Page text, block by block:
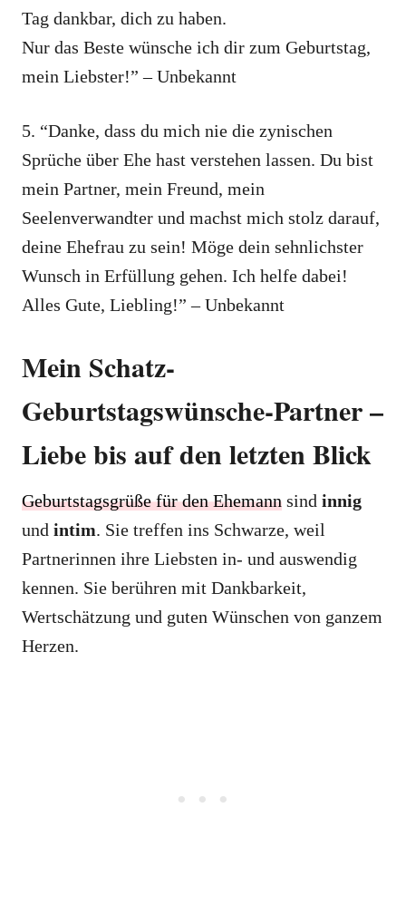
Tag dankbar, dich zu haben.
Nur das Beste wünsche ich dir zum Geburtstag,
mein Liebster!” – Unbekannt
5. “Danke, dass du mich nie die zynischen
Sprüche über Ehe hast verstehen lassen. Du bist
mein Partner, mein Freund, mein
Seelenverwandter und machst mich stolz darauf,
deine Ehefrau zu sein! Möge dein sehnlichster
Wunsch in Erfüllung gehen. Ich helfe dabei!
Alles Gute, Liebling!” – Unbekannt
Mein Schatz-
Geburtstagswünsche-Partner –
Liebe bis auf den letzten Blick
Geburtstagsgrüße für den Ehemann sind innig
und intim. Sie treffen ins Schwarze, weil
Partnerinnen ihre Liebsten in- und auswendig
kennen. Sie berühren mit Dankbarkeit,
Wertschätzung und guten Wünschen von ganzem
Herzen.